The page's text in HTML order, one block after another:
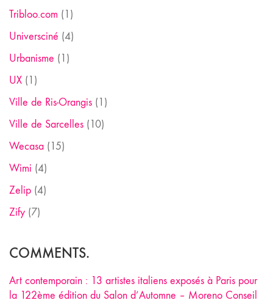
Tribloo.com (1)
Universciné (4)
Urbanisme (1)
UX (1)
Ville de Ris-Orangis (1)
Ville de Sarcelles (10)
Wecasa (15)
Wimi (4)
Zelip (4)
Zify (7)
COMMENTS.
Art contemporain : 13 artistes italiens exposés à Paris pour
la 122ème édition du Salon d’Automne – Moreno Conseil